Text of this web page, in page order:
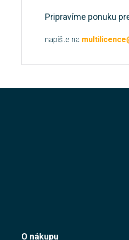
Pripravíme ponuku
napíšte na
O nákupu